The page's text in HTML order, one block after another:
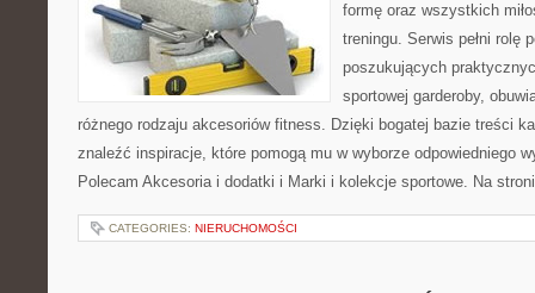
formę oraz wszystkich
treningu. Serwis pełni rolę
poszukujących
sportowej garderoby,
różnego rodzaju akcesoriów fitness. Dzięki bogatej bazie treści
znaleźć inspiracje, które pomogą mu w wyborze odpowiedniego
Polecam Akcesoria i dodatki i Marki i kolekcje sportowe. Na
CATEGORIES: NIERUCHOMOŚCI